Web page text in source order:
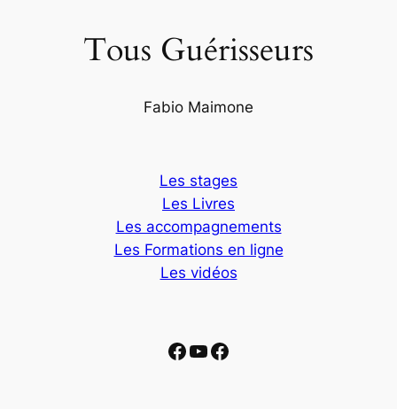
Tous Guérisseurs
Fabio Maimone
Les stages
Les Livres
Les accompagnements
Les Formations en ligne
Les vidéos
Facebook
YouTube
Facebook